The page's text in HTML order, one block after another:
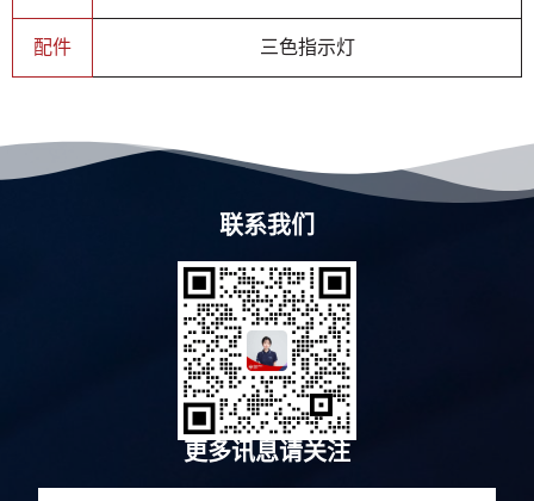
配件 三色指示灯
联系我们
更多讯息请关注